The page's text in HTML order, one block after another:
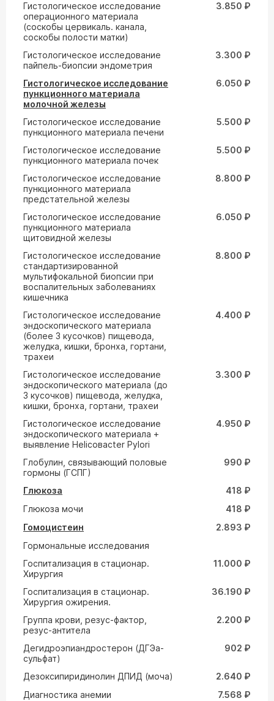
Гистологическое исследование
операционного материала
(соскобы цервикаль. канала,
соскобы полости матки)
3.850 ₽
Гистологическое исследование
пайпель-биопсии эндометрия
3.300 ₽
Гистологическое исследование
пункционного материала
молочной железы
6.050 ₽
Гистологическое исследование
пункционного материала печени
5.500 ₽
Гистологическое исследование
пункционного материала почек
5.500 ₽
Гистологическое исследование
пункционного материала
предстательной железы
8.800 ₽
Гистологическое исследование
пункционного материала
щитовидной железы
6.050 ₽
Гистологическое исследование
стандартизированной
мультифокальной биопсии при
воспалительных заболеваниях
кишечника
8.800 ₽
Гистологическое исследование
эндоскопического материала
(более 3 кусочков) пищевода,
желудка, кишки, бронха, гортани,
трахеи
4.400 ₽
Гистологическое исследование
эндоскопического материала (до
3 кусочков) пищевода, желудка,
кишки, бронха, гортани, трахеи
3.300 ₽
Гистологическое исследование
эндоскопического материала +
выявление Helicoвacter Pylori
4.950 ₽
Глобулин, связывающий половые
гормоны (ГСПГ)
990 ₽
Глюкоза
418 ₽
Глюкоза мочи
418 ₽
Гомоцистеин
2.893 ₽
Гормональные исследования
Госпитализация в стационар.
Хирургия
11.000 ₽
Госпитализация в стационар.
Хирургия ожирения.
36.190 ₽
Группа крови, резус-фактор,
резус-антитела
2.200 ₽
Дегидроэпиандростерон (ДГЭа-
сульфат)
902 ₽
Дезоксипиридинолин ДПИД (моча)
2.640 ₽
Диагностика анемии
7.568 ₽